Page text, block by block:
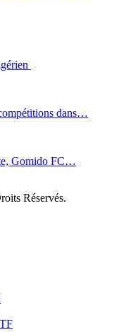
dans…
Gomido FC…
Réservés.